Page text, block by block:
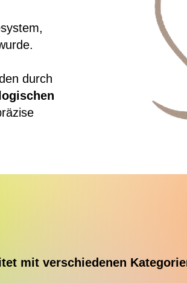
durch
mit verschiedenen